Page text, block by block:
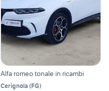
Alfa romeo tonale in ricambi
Cerignola (FG)